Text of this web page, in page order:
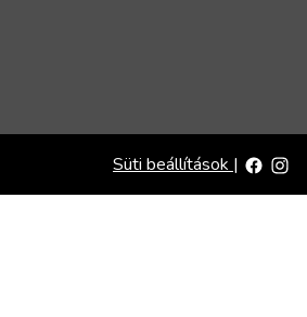
Süti beállítások |